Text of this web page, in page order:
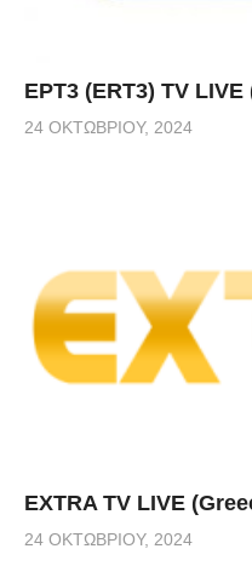
ΕΡΤ3 (ERT3) TV LIVE
24 ΟΚΤΩΒΡΊΟΥ, 2024
EXTRA TV LIVE
24 ΟΚΤΩΒΡΊΟΥ, 2024